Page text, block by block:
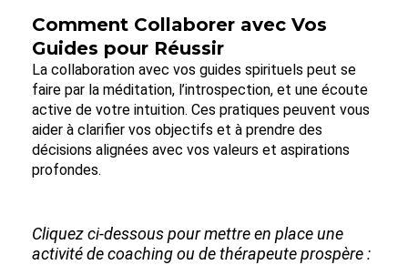
Comment Collaborer avec Vos
Guides pour Réussir
La collaboration avec vos guides spirituels peut se
faire par la méditation, l’introspection, et une écoute
active de votre intuition. Ces pratiques peuvent vous
aider à clarifier vos objectifs et à prendre des
décisions alignées avec vos valeurs et aspirations
profondes.
Cliquez ci-dessous pour mettre en place une
activité de coaching ou de thérapeute prospère :